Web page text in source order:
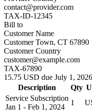
contact@provider.com
TAX-ID-12345
Bill to
Customer Name
Customer Town, CT 67890
Customer Country
customer@example.com
TAX-67890
15.75 USD due July 1, 2026
Description
Qty
Service Subscription
Jan 1 - Feb 1, 2024
1